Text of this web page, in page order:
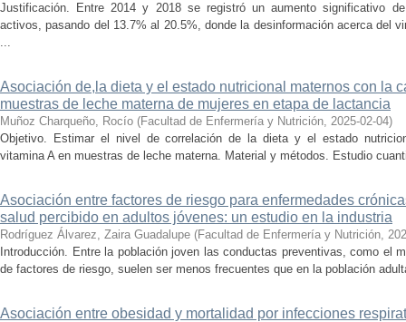
Justificación. Entre 2014 y 2018 se registró un aumento significativo
activos, pasando del 13.7% al 20.5%, donde la desinformación acerca del
...
Asociación de,la dieta y el estado nutricional maternos con la
muestras de leche materna de mujeres en etapa de lactancia
Muñoz Charqueño, Rocío (Facultad de Enfermería y Nutrición, 2025-02-04)
Objetivo. Estimar el nivel de correlación de la dieta y el estado
vitamina A en muestras de leche materna. Material y métodos. Estudio
Asociación entre factores de riesgo para enfermedades
salud percibido en adultos jóvenes: un estudio en la industria
Rodríguez Álvarez, Zaira Guadalupe (Facultad de Enfermería y Nutrición,
Introducción. Entre la población joven las conductas preventivas, como el
de factores de riesgo, suelen ser menos frecuentes que en la población
Asociación entre obesidad y mortalidad por infecciones